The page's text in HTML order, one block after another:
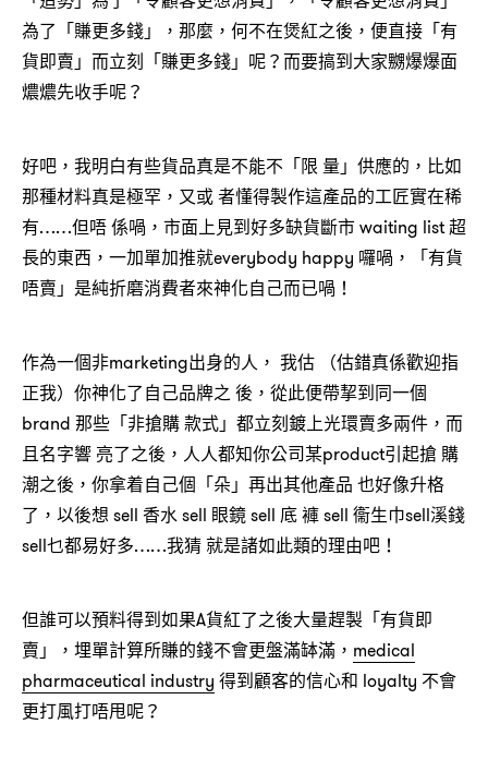
為了「賺更多錢」，那麼，何不在煲紅之後，便直接「有
貨即賣」而立刻「賺更多錢」呢？而要搞到大家嬲爆爆面
燶燶先收手呢？
好吧，我明白有些貨品真是不能不「限 量」供應的，比如
那種材料真是極罕，又或 者懂得製作這產品的工匠實在稀
有……但唔 係喎，市面上見到好多缺貨斷市 waiting list 超
長的東西，一加單加推就everybody happy 囉喎，「有貨
唔賣」是純折磨消費者來神化自己而已喎！
作為一個非marketing出身的人， 我估 （估錯真係歡迎指
正我）你神化了自己品牌之 後，從此便帶挈到同一個
brand 那些「非搶購 款式」都立刻鍍上光環賣多兩件，而
且名字響 亮了之後，人人都知你公司某product引起搶 購
潮之後，你拿着自己個「朵」再出其他產品 也好像升格
了，以後想 sell 香水 sell 眼鏡 sell 底 褲 sell 衞生巾sell溪錢
sell乜都易好多……我猜 就是諸如此類的理由吧！
但誰可以預料得到如果A貨紅了之後大量趕製「有貨即
賣」，埋單計算所賺的錢不會更盤滿缽滿， medical
pharmaceutical industry 得到顧客的信心和 loyalty 不會
更打風打唔甩呢？